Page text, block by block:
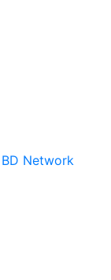
Network